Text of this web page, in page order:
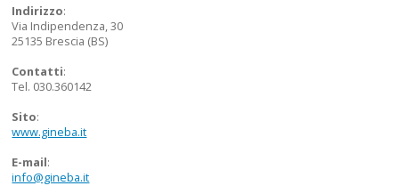
Indirizzo:
Via Indipendenza, 30
25135 Brescia (BS)
Contatti:
Tel. 030.360142
Sito:
www.gineba.it
E-mail:
info@gineba.it